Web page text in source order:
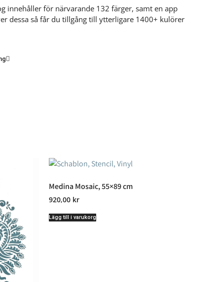
innehåller för närvarande 132 färger, samt en app
dessa så får du tillgång till ytterligare 1400+ kulörer
Medina Mosaic, 55×89 cm
920,00 kr
Lägg till i varukorg